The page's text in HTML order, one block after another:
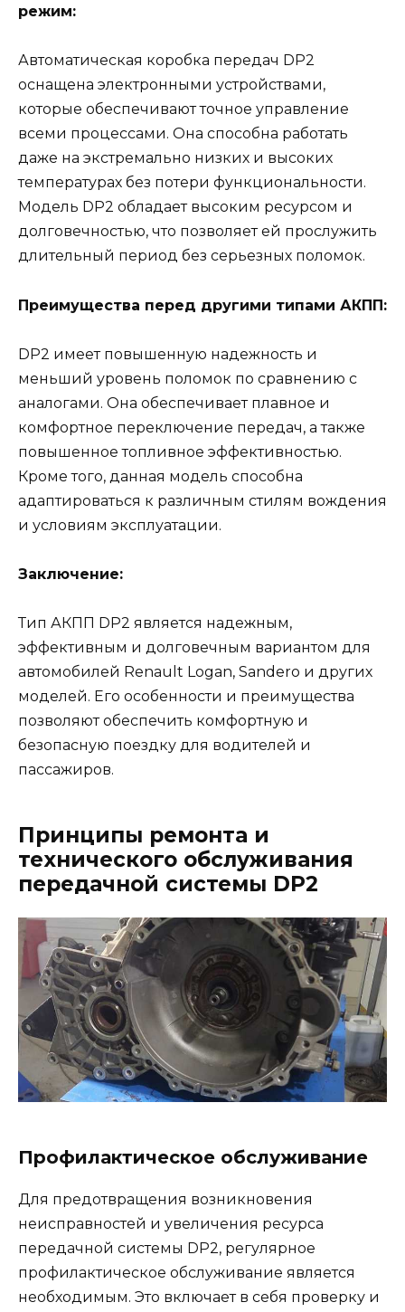
режим:
Автоматическая коробка передач DP2
оснащена электронными устройствами,
которые обеспечивают точное управление
всеми процессами. Она способна работать
даже на экстремально низких и высоких
температурах без потери функциональности.
Модель DP2 обладает высоким ресурсом и
долговечностью, что позволяет ей прослужить
длительный период без серьезных поломок.
Преимущества перед другими типами АКПП:
DP2 имеет повышенную надежность и
меньший уровень поломок по сравнению с
аналогами. Она обеспечивает плавное и
комфортное переключение передач, а также
повышенное топливное эффективностью.
Кроме того, данная модель способна
адаптироваться к различным стилям вождения
и условиям эксплуатации.
Заключение:
Тип АКПП DP2 является надежным,
эффективным и долговечным вариантом для
автомобилей Renault Logan, Sandero и других
моделей. Его особенности и преимущества
позволяют обеспечить комфортную и
безопасную поездку для водителей и
пассажиров.
Принципы ремонта и
технического обслуживания
передачной системы DP2
Профилактическое обслуживание
Для предотвращения возникновения
неисправностей и увеличения ресурса
передачной системы DP2, регулярное
профилактическое обслуживание является
необходимым. Это включает в себя проверку и